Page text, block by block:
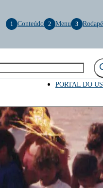
PORTAL DO
1 Conteúdo 2 Menu 3 Rodapé